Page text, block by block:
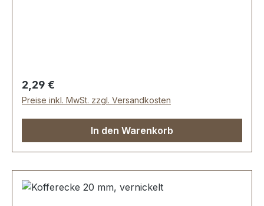
Regulärer Preis:
2,29 €
Preise inkl. MwSt. zzgl. Versandkosten
In den Warenkorb